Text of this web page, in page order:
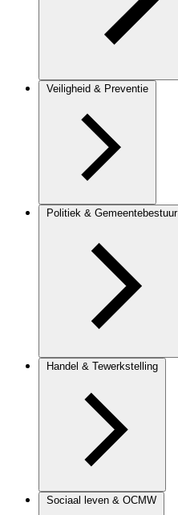
Veiligheid & Preventie
Politiek & Gemeentebestuur
Handel & Tewerkstelling
Sociaal leven & OCMW